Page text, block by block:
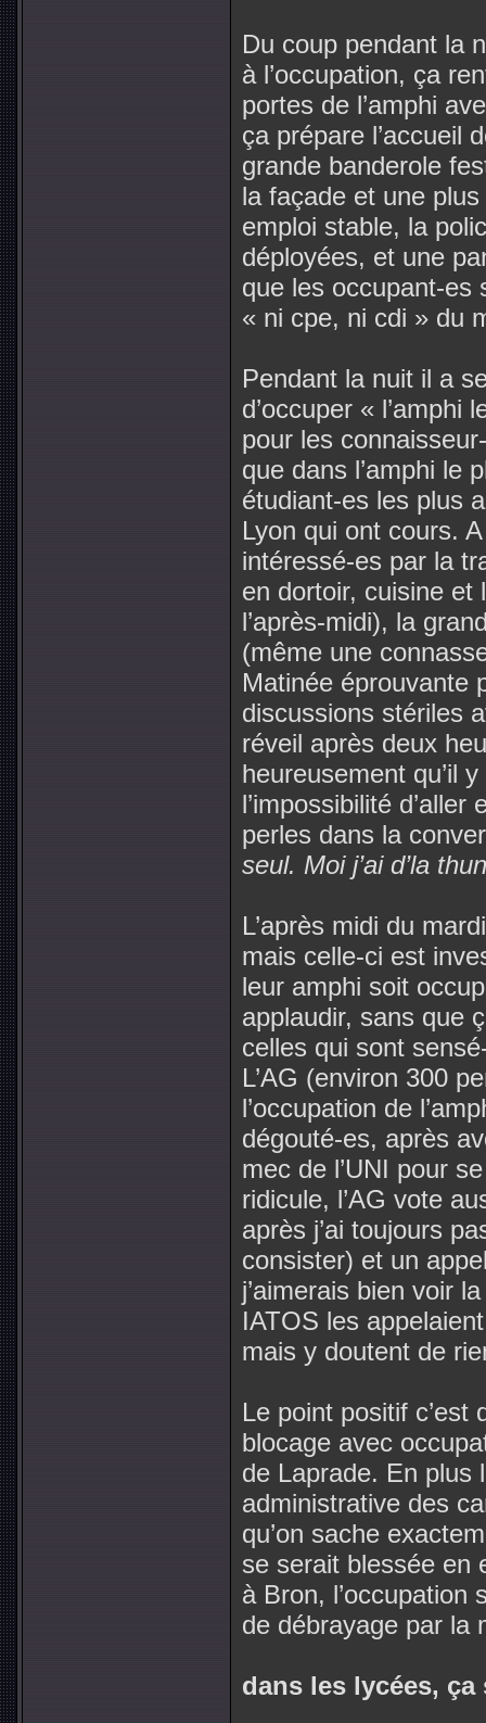
Du coup pendant la
à l’occupation, ça
portes de l’amphi
ça prépare l’accueil
grande banderole
la façade et une
emploi stable, la
déployées, et une
que les occupant-es
« ni cpe, ni cdi » du
Pendant la nuit il a
d’occuper « l’amphi
pour les
que dans l’amphi le
étudiant-es les plus
Lyon qui ont cours.
intéressé-es par la
en dortoir, cuisine et
l’après-midi), la
(même une
Matinée éprouvante
discussions stériles
réveil après deux
heureusement qu’il
l’impossibilité
perles dans la
seul. Moi j’ai d’la
L’après midi du
mais celle-ci est
leur amphi soit
applaudir, sans que
celles qui sont
L’AG (environ 300
l’occupation de
dégouté-es, après
mec de l’UNI pour
ridicule, l’AG vote
après j’ai toujours
consister) et un
j’aimerais bien voir
IATOS les
mais y doutent de
Le point positif c’est
blocage avec
de Laprade. En plus
administrative des
qu’on sache
se serait blessée en
à Bron, l’occupation
de débrayage par la
dans les lycées,